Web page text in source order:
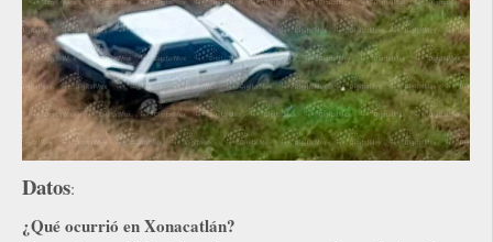
Datos:
¿Qué ocurrió en Xonacatlán?